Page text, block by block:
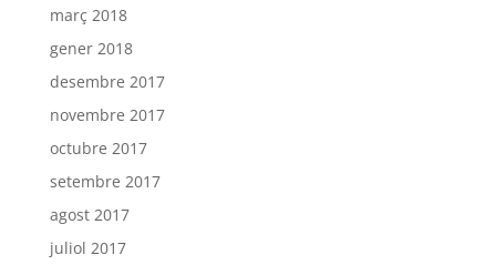
març 2018
gener 2018
desembre 2017
novembre 2017
octubre 2017
setembre 2017
agost 2017
juliol 2017